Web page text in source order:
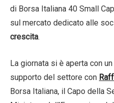
di Borsa Italiana 40 Small
sul mercato dedicato alle
crescita.
La giornata si è aperta con
supporto del settore con
Borsa Italiana, il Capo della